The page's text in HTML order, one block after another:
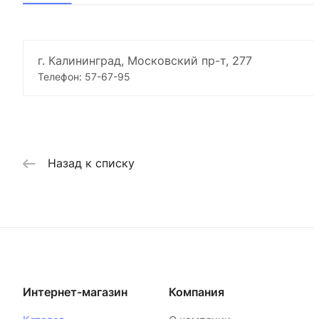
г. Калининград, Московский пр-т, 277
Телефон: 57-67-95
Назад к списку
Интернет-магазин Компания